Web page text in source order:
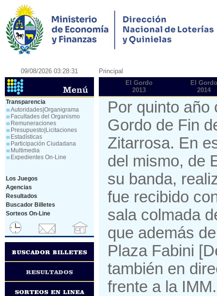
09/08/2026 03:28:31 Principal
Transparencia
Autoridades|Organigrama
Facultades del Organismo
Remuneraciones
Presupuesto|Licitaciones
Estadísticas
Participación Ciudadana
Multimedia
Expedientes On-Line
Los Juegos
Agencias
Resultados
Buscador Billetes
Sorteos On-Line
El Gordo
2013
El Gordo
2014
Por quinto año
Gordo de Fin
Zitarrosa. En
del mismo, de
su banda,
fue recibido
sala colmada
que además
Plaza Fabini
también en
frente a la IMM.